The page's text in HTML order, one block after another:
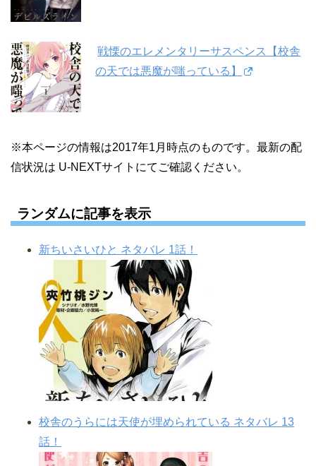
戦慄のエレメンタリーサスペンス【校舎
の天では悪魔が嗤っている】
※本ページの情報は2017年1月時点のものです。最新の配
信状況は U-NEXTサイトにてご確認ください。
ランダムに記事を表示
新ちいさいひと ネタバレ 1話！
校舎のうらには天使が埋められている ネタバレ 13
話！